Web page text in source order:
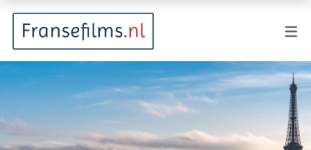
Animatie
Documentaire